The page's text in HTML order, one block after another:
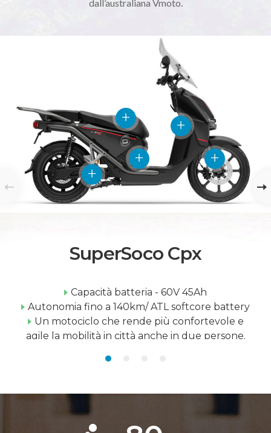
dall’australiana Vmoto.
SuperSoco Cpx
Capacità batteria - 60V 45Ah
Autonomia fino a 140km/ ATL softcore battery
Un motociclo che rende più confortevole e
agile la mobilità in città anche in due persone.